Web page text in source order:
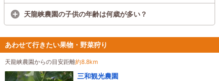
天龍峡農園の子供の年齢は何歳が多い？
あわせて行きたい果物・野菜狩り
天龍峡農園からの目安距離約8.8km
三和観光農園